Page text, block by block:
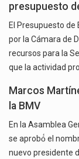
presupuesto
El Presupuesto de
por la Cámara de
recursos para la
que la actividad
Marcos
la BMV
En la Asamblea
se aprobó́ el
nuevo presidente